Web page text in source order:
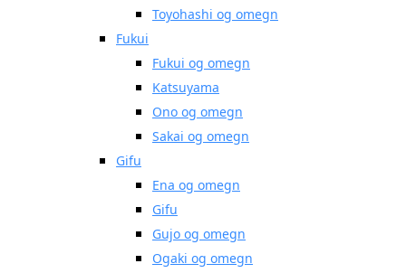
Toyohashi og omegn
Fukui
Fukui og omegn
Katsuyama
Ono og omegn
Sakai og omegn
Gifu
Ena og omegn
Gifu
Gujo og omegn
Ogaki og omegn